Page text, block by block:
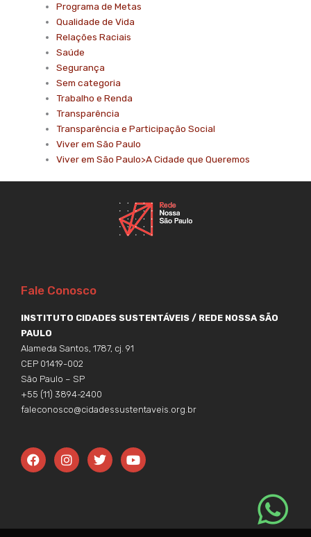
Programa de Metas
Qualidade de Vida
Relações Raciais
Saúde
Segurança
Sem categoria
Trabalho e Renda
Transparência
Transparência e Participação Social
Viver em São Paulo
Viver em São Paulo>A Cidade que Queremos
Fale Conosco
INSTITUTO CIDADES SUSTENTÁVEIS / REDE NOSSA SÃO
PAULO
Alameda Santos, 1787, cj. 91
CEP 01419-002
São Paulo – SP
+55 (11) 3894-2400
faleconosco@cidadessustentaveis.org.br
F
a
o
I
n
r
T
w
r
Y
o
e